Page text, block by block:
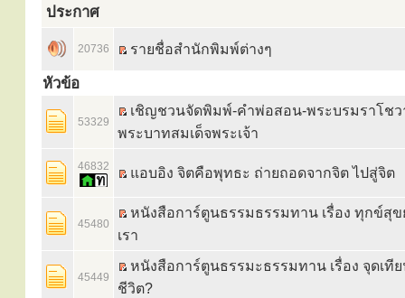
ประกาศ
20736 รายชื่อสำนักพิมพ์ต่างๆ
หัวข้อ
53329
เชิญชวนจัดพิมพ์-คำพ่อสอน-พระบรมราโช
พระบาทสมเด็จพระเจ้า
46832 แอบอิง จิตคือพุทธะ ถ่ายถอดจากจิต ไปสู่จิต
45480
หนังสือการ์ตูนธรรมธรรมทาน เรื่อง ทุกข์สุข
เรา
45449
หนังสือการ์ตูนธรรมะธรรมทาน เรื่อง จุดเทีย
ชีวิต?